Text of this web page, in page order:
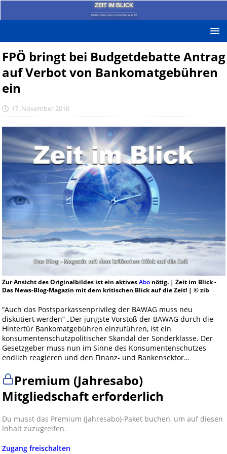
ZEIT IM BLICK
Das News-Blog mit dem kritischen Blick auf die Zeit!
FPÖ bringt bei Budgetdebatte Antrag
auf Verbot von Bankomatgebühren
ein
17. November 2016
Zur Ansicht des Originalbildes ist ein aktivesAbonötig. | Zeit im Blick -
Das News-Blog-Magazin mit dem kritischen Blick auf die Zeit! | © zib
“Auch das Postsparkassenprivileg der BAWAG muss neu
diskutiert werden” „Der jüngste Vorstoß der BAWAG durch die
Hintertür Bankomatgebühren einzuführen, ist ein
konsumentenschutzpolitischer Skandal der Sonderklasse. Der
Gesetzgeber muss nun im Sinne des Konsumentenschutzes
endlich reagieren und den Finanz- und Bankensektor…
Premium (Jahresabo)
Mitgliedschaft erforderlich
Du musst das Premium (Jahresabo)-Paket buchen, um auf diesen
Inhalt zuzugreifen.
Zugang freischalten